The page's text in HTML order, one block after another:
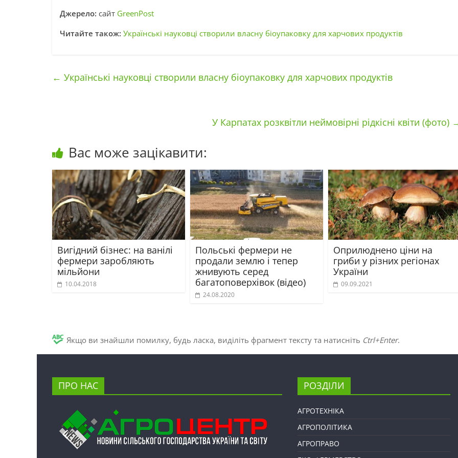
Джерело: сайт GreenPost
Читайте також: Українські науковці створили власну біоупаковку для харчових продуктів
← Українські науковці створили власну біоупаковку для харчових продуктів
У Карпатах розквітли неймовірні рідкісні квіти (фото)
Вас може зацікавити:
Вигідний бізнес: на ванілі
фермери заробляють
мільйони
10.04.2018
Польські фермери не
продали землю і тепер
жнивують серед
багатоповерхівок (відео)
24.08.2020
Оприлюднено ціни на
гриби у різних регіонах
України
09.09.2021
Якщо ви знайшли помилку, будь ласка, виділіть фрагмент тексту та натисніть Ctrl+Enter.
ПРО НАС РОЗДІЛИ
АГРОТЕХНІКА
АГРОПОЛІТИКА
АГРОПРАВО